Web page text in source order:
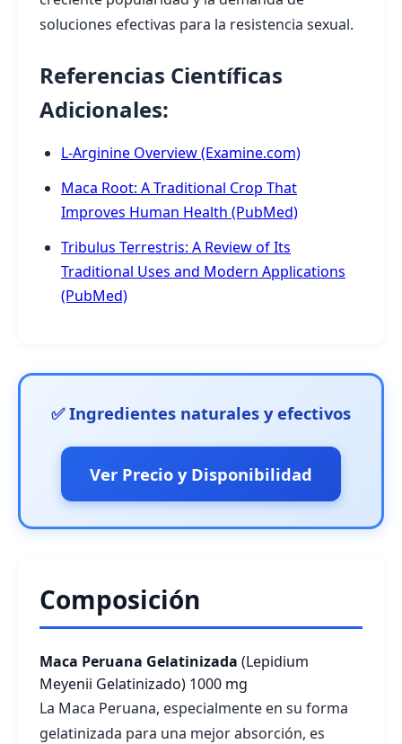
soluciones efectivas para la resistencia sexual.
Referencias Científicas
Adicionales:
L-Arginine Overview (Examine.com)
Maca Root: A Traditional Crop That
Improves Human Health (PubMed)
Tribulus Terrestris: A Review of Its
Traditional Uses and Modern Applications
(PubMed)
✅ Ingredientes naturales y efectivos
Ver Precio y Disponibilidad
Composición
Maca Peruana Gelatinizada (Lepidium
Meyenii Gelatinizado) 1000 mg
La Maca Peruana, especialmente en su forma
gelatinizada para una mejor absorción, es